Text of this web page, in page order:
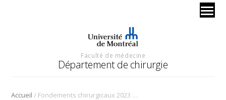
Faculté de médecine
Département de chirurgie
Accueil / Fondements chirurgicaux 2023 – chirurgie ORL